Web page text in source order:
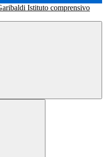
Istituto comprensivo